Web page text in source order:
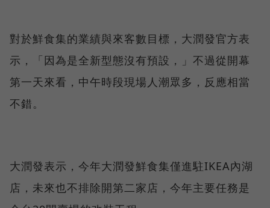
對於鮮食集的業績與來客數目標，大潤發官方表
示，「因為是全新型態沒有預設，」不過從開幕
第一天來看，中午時段現場人潮眾多，反應相當
不錯。
大潤發表示，今年大潤發鮮食集僅進駐IKEA內湖
店，未來也不排除開第二家店，今年主要任務是